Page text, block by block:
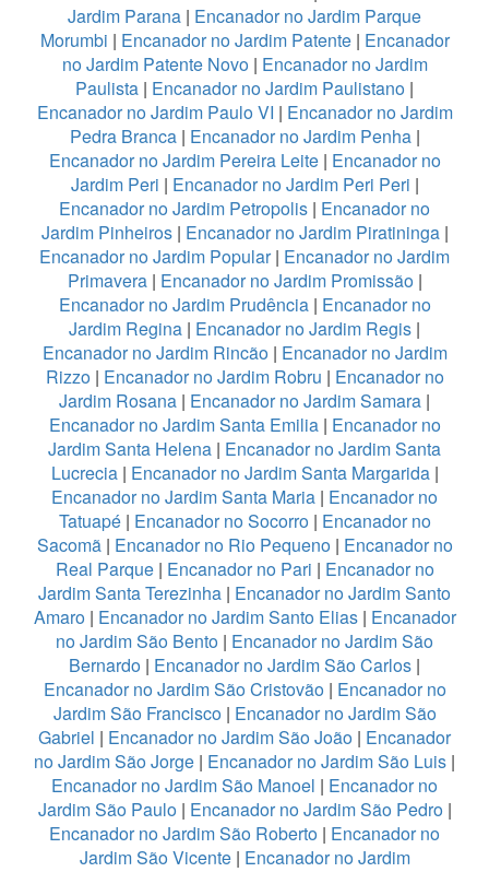
Jardim Parana | Encanador no Jardim Parque
Morumbi | Encanador no Jardim Patente| Encanador
no Jardim Patente Novo| Encanador no Jardim
Paulista | Encanador no Jardim Paulistano |
Encanador no Jardim Paulo VI | Encanador no Jardim
Pedra Branca| Encanador no Jardim Penha|
Encanador no Jardim Pereira Leite| Encanador no
Jardim Peri | Encanador no Jardim Peri Peri |
Encanador no Jardim Petropolis | Encanador no
Jardim Pinheiros| Encanador no Jardim Piratininga|
Encanador no Jardim Popular| Encanador no Jardim
Primavera| Encanador no Jardim Promissão|
Encanador no Jardim Prudência| Encanador no
Jardim Regina | Encanador no Jardim Regis |
Encanador no Jardim Rincão| Encanador no Jardim
Rizzo| Encanador no Jardim Robru | Encanador no
Jardim Rosana | Encanador no Jardim Samara |
Encanador no Jardim Santa Emilia| Encanador no
Jardim Santa Helena | Encanador no Jardim Santa
Lucrecia| Encanador no Jardim Santa Margarida|
Encanador no Jardim Santa Maria | Encanador no
Tatuapé| Encanador no Socorro| Encanador no
Sacomã| Encanador no Rio Pequeno| Encanador no
Real Parque| Encanador no Pari | Encanador no
Jardim Santa Terezinha | Encanador no Jardim Santo
Amaro| Encanador no Jardim Santo Elias| Encanador
no Jardim São Bento | Encanador no Jardim São
Bernardo | Encanador no Jardim São Carlos |
Encanador no Jardim São Cristovão| Encanador no
Jardim São Francisco| Encanador no Jardim São
Gabriel | Encanador no Jardim São João | Encanador
no Jardim São Jorge | Encanador no Jardim São Luis |
Encanador no Jardim São Manoel | Encanador no
Jardim São Paulo| Encanador no Jardim São Pedro|
Encanador no Jardim São Roberto | Encanador no
Jardim São Vicente| Encanador no Jardim